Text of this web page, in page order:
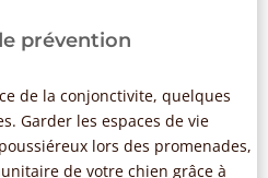
prévention
de la conjonctivite, quelques
Garder les espaces de vie
lors des promenades,
de votre chien grâce à